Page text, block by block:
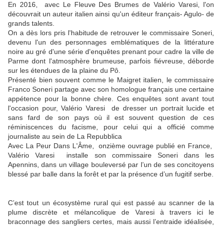
En 2016, avec Le Fleuve Des Brumes de Valério Varesi, l'on
découvrait un auteur italien ainsi qu'un éditeur français- Agulo- de
grands talents.
On a dès lors pris l'habitude de retrouver le commissaire Soneri,
devenu l'un des personnages emblématiques de la littérature
noire au gré d'une série d'enquêtes prenant pour cadre la ville de
Parme dont l'atmosphère brumeuse, parfois fiévreuse, déborde
sur les étendues de la plaine du Pô.
Présenté bien souvent comme le Maigret italien, le commissaire
Franco Soneri partage avec son homologue français une certaine
appétence pour la bonne chère. Ces enquêtes sont avant tout
l'occasion pour, Valério Varesi de dresser un portrait lucide et
sans fard de son pays où il est souvent question de ces
réminiscences du facisme, pour celui qui a officié comme
journaliste au sein de La Repubblica
Avec La Peur Dans L'Âme, onzième ouvrage publié en France,
Valério Varesi installe son commissaire Soneri dans les
Apennins, dans un village bouleversé par l’un de ses concitoyens
blessé par balle dans la forêt et par la présence d’un fugitif serbe.
C’est tout un écosystème rural qui est passé au scanner de la
plume discrète et mélancolique de Varesi à travers ici le
braconnage des sangliers certes, mais aussi l’entraide idéalisée,